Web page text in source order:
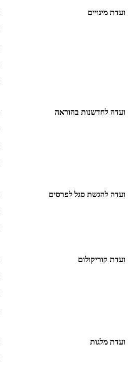
ועדת מינויים
ועדה לחדשנות בהוראה
ועדה להגשת סגל לפרסים
ועדת קוריקולום
ועדת מלגות